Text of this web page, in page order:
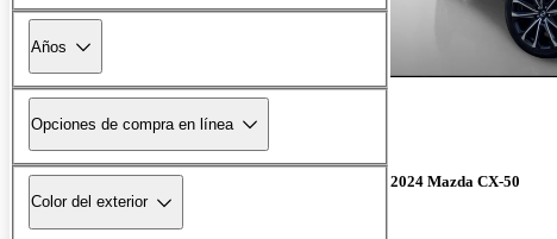
Años
Opciones de compra en línea
Color del exterior
2024 Mazda CX-50